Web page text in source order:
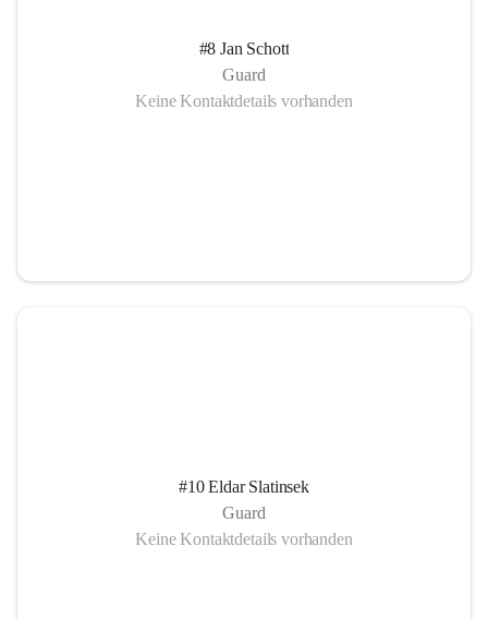
#8 Jan Schott
Guard
Keine Kontaktdetails vorhanden
#10 Eldar Slatinsek
Guard
Keine Kontaktdetails vorhanden